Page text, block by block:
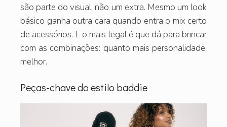
são parte do visual, não um extra. Mesmo um look
básico ganha outra cara quando entra o mix certo
de acessórios. E o mais legal é que dá para brincar
com as combinações: quanto mais personalidade,
melhor.
Peças-chave do estilo baddie